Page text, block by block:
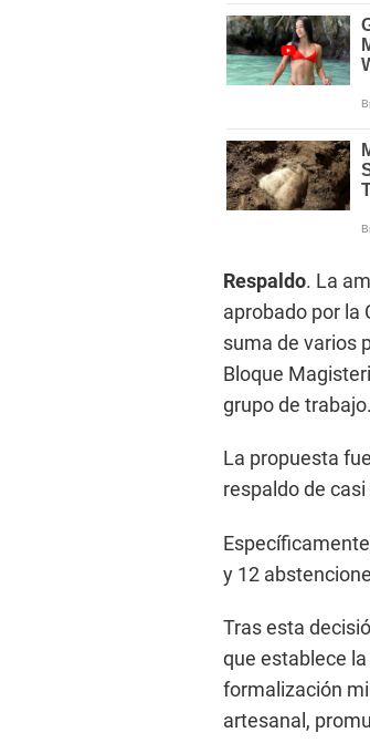
Respaldo. La
aprobado por la
suma de varios
Bloque
grupo de trabajo.
La propuesta
respaldo de
y 12
Tras esta
que establece
formalización
artesanal,